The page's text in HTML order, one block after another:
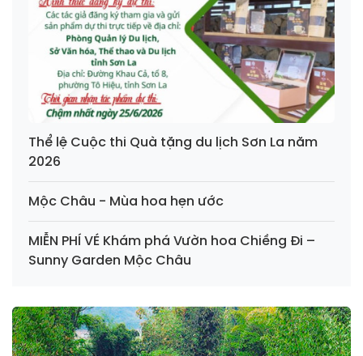
Thể lệ Cuộc thi Quà tặng du lịch Sơn La năm
2026
Mộc Châu - Mùa hoa hẹn ước
MIỄN PHÍ VÉ Khám phá Vườn hoa Chiềng Đi –
Sunny Garden Mộc Châu